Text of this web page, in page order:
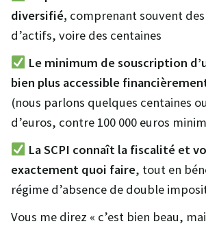
diversifié, comprenant souvent
d’actifs, voire des centaines
Le minimum de souscription
bien plus accessible
(nous parlons quelques centaines
d’euros, contre 100 000 euros
La SCPI connaît la fiscalité et
exactement quoi faire, tout en
régime d’absence de double
Vous me direz « c’est bien beau,